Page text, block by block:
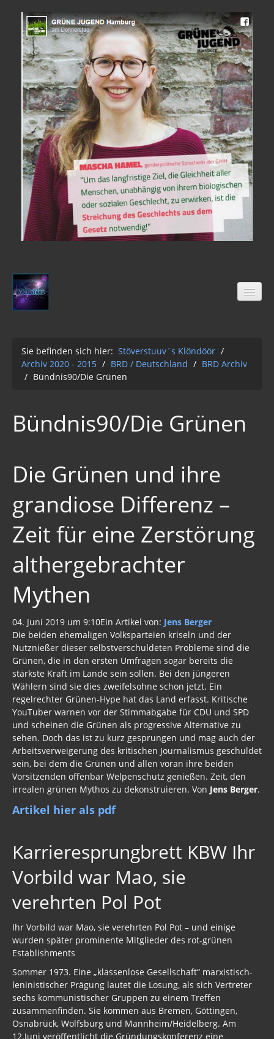
Stöverstuuv´s Klöndöör
Archiv 2020 - 2015
AUFKLÄRUNG 2Q2Q
Wasser 2019
Klimawandel der Kabale
Gift zum Genozid
Genderismus
Religion
Vereinigte Staaten von Europa
USA 2019
Wahrheit gegen MSM
Mark Passio
Außerirdische?
Vergangenheit
Zeitgeschichte
Neues Bewußtsein
Der globale Prädiktor
Rom und Jerusalem
Trump, Putin, Xi, der falsche Franziskus
Jason Mason
1. Weltkrieg
Sie befinden sich hier: Stöverstuuv´s Klöndöör /
Archiv 2020 - 2015 / BRD / Deutschland / BRD Archiv
/ Bündnis90/Die Grünen
Bündnis90/Die Grünen
Die Grünen und ihre
grandiose Differenz –
Zeit für eine Zerstörung
althergebrachter
Mythen
04. Juni 2019 um 9:10Ein Artikel von: Jens Berger
Die beiden ehemaligen Volksparteien kriseln und der
Nutznießer dieser selbstverschuldeten Probleme sind die
Grünen, die in den ersten Umfragen sogar bereits die
stärkste Kraft im Lande sein sollen. Bei den jüngeren
Wählern sind sie dies zweifelsohne schon jetzt. Ein
regelrechter Grünen-Hype hat das Land erfasst. Kritische
YouTuber warnen vor der Stimmabgabe für CDU und SPD
und scheinen die Grünen als progressive Alternative zu
sehen. Doch das ist zu kurz gesprungen und mag auch der
Arbeitsverweigerung des kritischen Journalismus geschuldet
sein, bei dem die Grünen und allen voran ihre beiden
Vorsitzenden offenbar Welpenschutz genießen. Zeit, den
irrealen grünen Mythos zu dekonstruieren. Von Jens Berger.
Artikel hier als pdf
Karrieresprungbrett KBW Ihr
Vorbild war Mao, sie
verehrten Pol Pot
Ihr Vorbild war Mao, sie verehrten Pol Pot – und einige
wurden später prominente Mitglieder des rot-grünen
Establishments
Sommer 1973. Eine „klassenlose Gesellschaft“ marxistisch-
leninistischer Prägung lautet die Losung, als sich Vertreter
sechs kommunistischer Gruppen zu einem Treffen
zusammenfinden. Sie kommen aus Bremen, Göttingen,
Osnabrück, Wolfsburg und Mannheim/Heidelberg. Am
12.Juni veröffentlicht die Gründungskonferenz eine